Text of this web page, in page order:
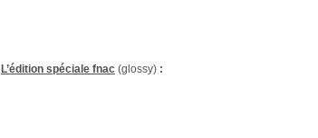
L’édition spéciale fnac (glossy) :